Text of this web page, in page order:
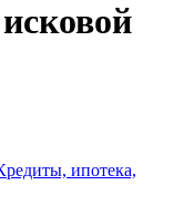
ипотека,